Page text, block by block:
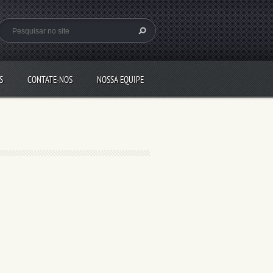
CONTATE-NOS NOSSA EQUIPE